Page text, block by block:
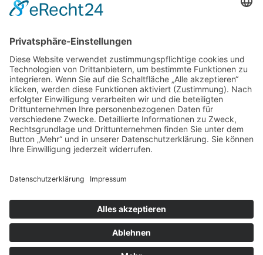
Spende direkt via PayPal
JETZT SPENDEN
paypal@heilbronner-tierschutz.de
© 2021Systemhaus JOAM
Datenschutzerklärung